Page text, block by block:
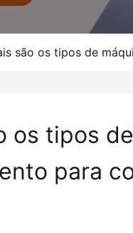
são os tipos de
os tipos
para